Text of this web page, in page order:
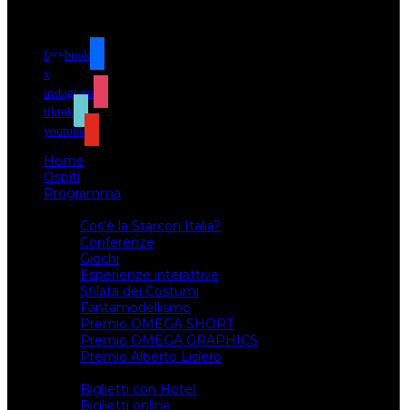
facebook
x
instagram
tiktok
youtube
Home
Ospiti
Programma
Cos’è la Starcon Italia?
Conferenze
Giochi
Esperienze interattive
Sfilata dei Costumi
Fantamodellismo
Premio OMEGA SHORT
Premio OMEGA GRAPHICS
Premio Alberto Lisiero
Biglietti con Hotel
Biglietti online